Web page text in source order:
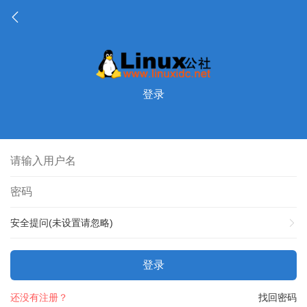
登录
安全提问(未设置请忽略)
登录
找回密码
还没有注册？